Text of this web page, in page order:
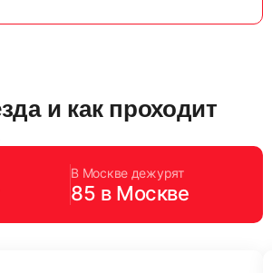
и как проходит
В Москве дежурят
85 в Москве